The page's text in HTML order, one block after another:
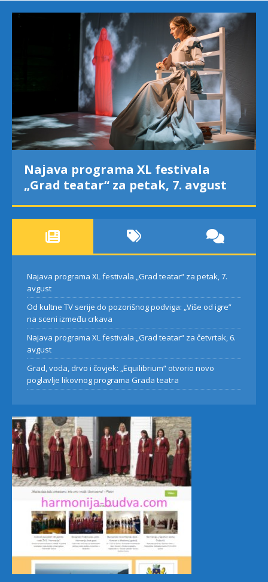
Najava programa XL festivala
„Grad teatar“ za petak, 7. avgust
Najava programa XL festivala „Grad teatar“ za petak, 7.
avgust
Od kultne TV serije do pozorišnog podviga: „Više od igre”
na sceni između crkava
Najava programa XL festivala „Grad teatar“ za četvrtak, 6.
avgust
Grad, voda, drvo i čovjek: „Equilibrium“ otvorio novo
poglavlje likovnog programa Grada teatra